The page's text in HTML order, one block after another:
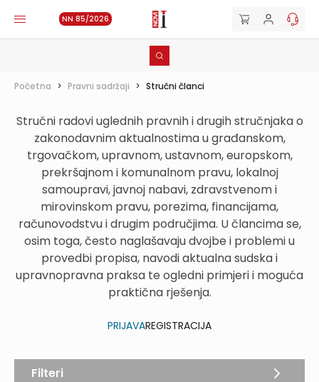
NN 85/2026
Početna > Pravni sadržaji > Stručni članci
Stručni radovi uglednih pravnih i drugih stručnjaka o
zakonodavnim aktualnostima u građanskom,
trgovačkom, upravnom, ustavnom, europskom,
prekršajnom i komunalnom pravu, lokalnoj
samoupravi, javnoj nabavi, zdravstvenom i
mirovinskom pravu, porezima, financijama,
računovodstvu i drugim područjima. U člancima se,
osim toga, često naglašavaju dvojbe i problemi u
provedbi propisa, navodi aktualna sudska i
upravnopravna praksa te ogledni primjeri i moguća
praktična rješenja.
PRIJAVAREGISTRACIJA
Filteri